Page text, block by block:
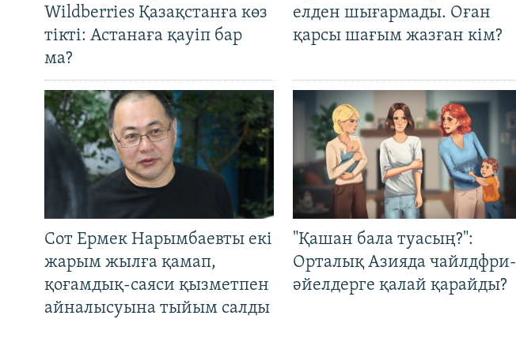
Wildberries Қазақстанға көз
тікті: Астанаға қауіп бар
ма?
елден шығармады. Оған
қарсы шағым жазған кім?
Сот Ермек Нарымбаевты екі
жарым жылға қамап,
қоғамдық-саяси қызметпен
айналысуына тыйым салды
"Қашан бала туасың?":
Орталық Азияда чайлдфри-
әйелдерге қалай қарайды?